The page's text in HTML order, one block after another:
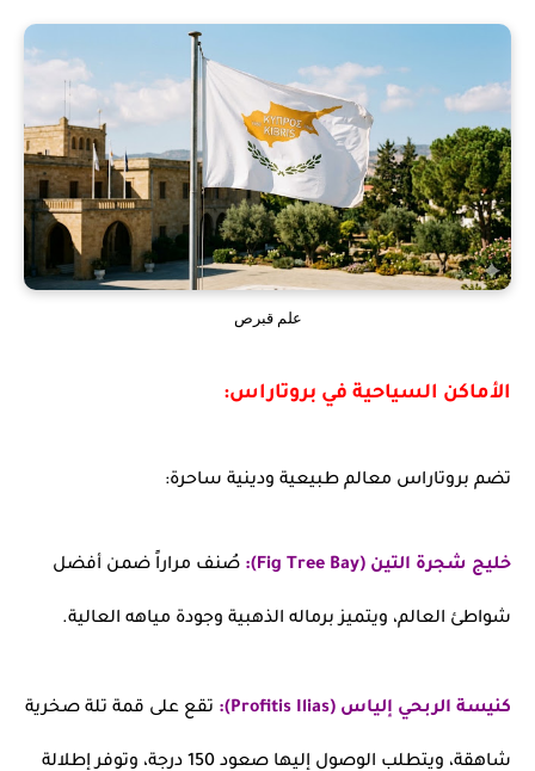
علم قبرص
الأماكن السياحية في بروتاراس:
تضم بروتاراس معالم طبيعية ودينية ساحرة:
خليج شجرة التين (Fig Tree Bay): صُنف مراراً ضمن أفضل
شواطئ العالم، ويتميز برماله الذهبية وجودة مياهه العالية.
كنيسة الربحي إلياس (Profitis Ilias): تقع على قمة تلة صخرية
شاهقة، ويتطلب الوصول إليها صعود 150 درجة، وتوفر إطلالة